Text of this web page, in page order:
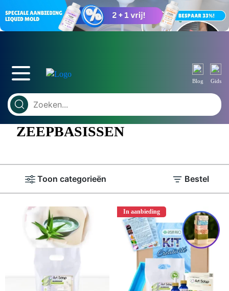
Blog Gids
ZEEPBASISSEN
Toon categorieën Bestel
In aanbieding